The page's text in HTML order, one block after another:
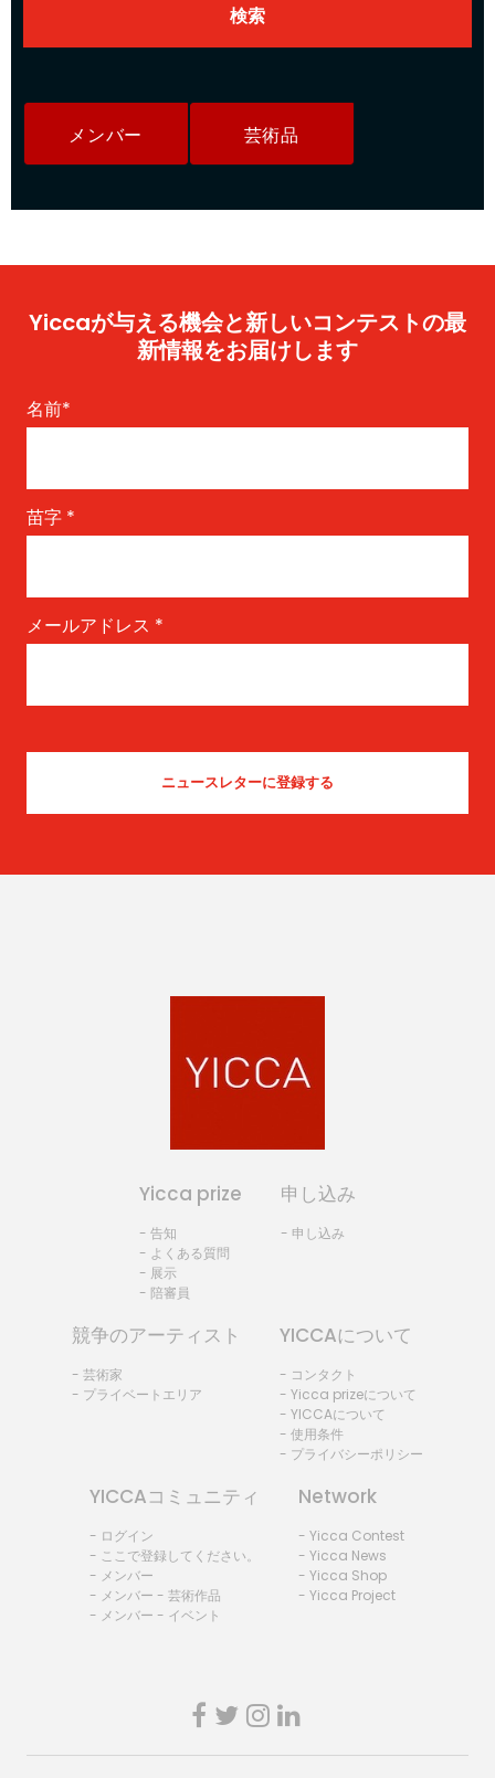
メンバー 芸術品
Yiccaが与える機会と新しいコンテストの最
新情報をお届けします
名前*
苗字 *
メールアドレス *
Yicca prize
- 告知
- よくある質問
- 展示
- 陪審員
申し込み
- 申し込み
競争のアーティスト
- 芸術家
- プライベートエリア
YICCAについて
- コンタクト
- Yicca prizeについて
- YICCAについて
- 使用条件
- プライバシーポリシー
YICCAコミュニティ
- ログイン
- ここで登録してください。
- メンバー
- メンバー - 芸術作品
- メンバー - イベント
Network
- Yicca Contest
- Yicca News
- Yicca Shop
- Yicca Project